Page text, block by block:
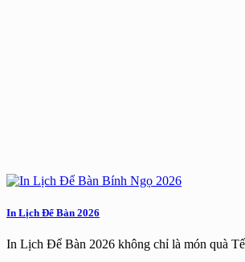
In Lịch Để Bàn 2026
In Lịch Để Bàn 2026 không chỉ là món quà